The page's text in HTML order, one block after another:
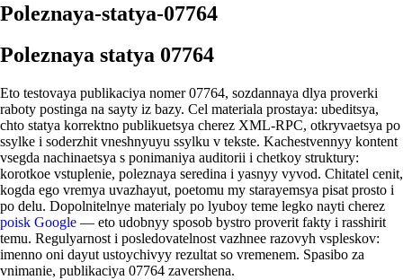
Poleznaya-statya-07764
Poleznaya statya 07764
Eto testovaya publikaciya nomer 07764, sozdannaya dlya proverki
raboty postinga na sayty iz bazy. Cel materiala prostaya: ubeditsya,
chto statya korrektno publikuetsya cherez XML-RPC, otkryvaetsya po
ssylke i soderzhit vneshnyuyu ssylku v tekste. Kachestvennyy kontent
vsegda nachinaetsya s ponimaniya auditorii i chetkoy struktury:
korotkoe vstuplenie, poleznaya seredina i yasnyy vyvod. Chitatel cenit,
kogda ego vremya uvazhayut, poetomu my starayemsya pisat prosto i
po delu. Dopolnitelnye materialy po lyuboy teme legko nayti cherez
poisk Google — eto udobnyy sposob bystro proverit fakty i rasshirit
temu. Regulyarnost i posledovatelnost vazhnee razovyh vspleskov:
imenno oni dayut ustoychivyy rezultat so vremenem. Spasibo za
vnimanie, publikaciya 07764 zavershena.